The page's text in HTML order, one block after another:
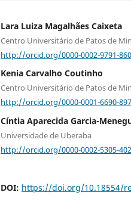
Lara Luiza Magalhães Caixeta
Centro Universitário de Patos de
http://orcid.org/0000-0002-9791-
Kenia Carvalho Coutinho
Centro Universitário de Patos de
http://orcid.org/0000-0001-6690-
Cíntia Aparecida Garcia-
Universidade de Uberaba
http://orcid.org/0000-0002-5305-
DOI: https://doi.org/10.18554/